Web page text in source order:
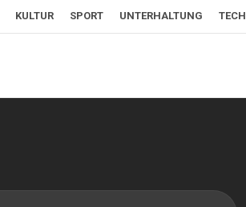
KULTUR SPORT UNTERHALTUNG TECH